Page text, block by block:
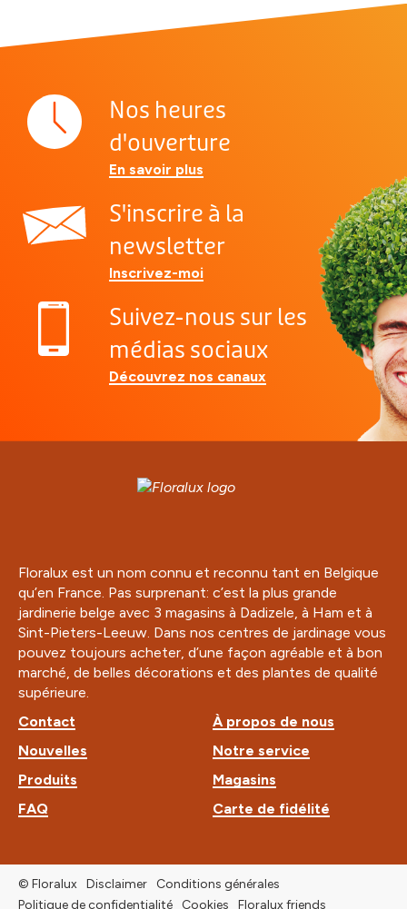
Nos heures
d'ouverture
En savoir plus
S'inscrire à la
newsletter
Inscrivez-moi
Suivez-nous sur les
médias sociaux
Découvrez nos canaux
Floralux est un nom connu et reconnu tant en Belgique
qu’en France. Pas surprenant: c’est la plus grande
jardinerie belge avec 3 magasins à Dadizele, à Ham et à
Sint-Pieters-Leeuw. Dans nos centres de jardinage vous
pouvez toujours acheter, d’une façon agréable et à bon
marché, de belles décorations et des plantes de qualité
supérieure.
Contact
Nouvelles
Produits
FAQ
À propos de nous
Notre service
Magasins
Carte de fidélité
© Floralux Disclaimer
Conditions générales
Politique de confidentialité
Cookies Floralux friends